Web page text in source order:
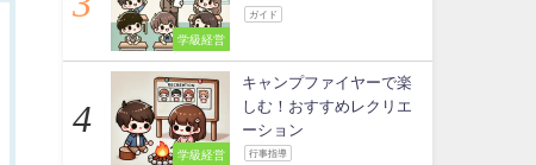
学級経営
ガイド
学級経営
キャンプファイヤーで楽
しむ！おすすめレクリエ
ーション
行事指導